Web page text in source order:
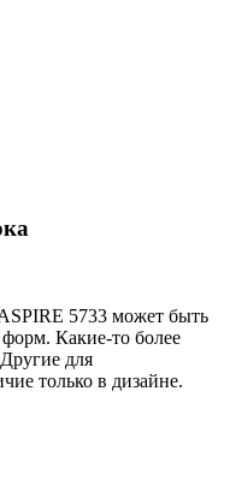
5733 может быть
Какие-то более
для
только в дизайне.